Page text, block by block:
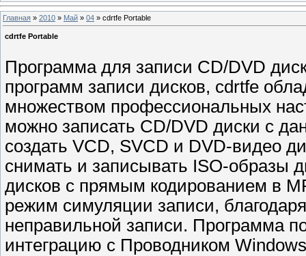
Главная » 2010 » Май » 04 » cdrtfe Portable
cdrtfe Portable
Программа для записи CD/DVD
программ записи дисков, cdrtfe
множеством профессиональных
можно записать CD/DVD диски с
создать VCD, SVCD и DVD-видео
снимать и записывать ISO-образы
дисков с прямым кодированием в
режим симуляции записи,
неправильной записи. Программа
интеграцию с Проводником